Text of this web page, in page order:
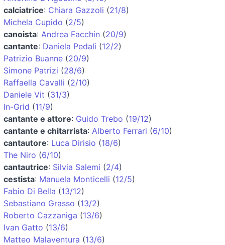
calciatrice: Chiara Gazzoli (21/8)
Michela Cupido (2/5)
canoista: Andrea Facchin (20/9)
cantante: Daniela Pedali (12/2)
Patrizio Buanne (20/9)
Simone Patrizi (28/6)
Raffaella Cavalli (2/10)
Daniele Vit (31/3)
In-Grid (11/9)
cantante e attore: Guido Trebo (19/12)
cantante e chitarrista: Alberto Ferrari (6/10)
cantautore: Luca Dirisio (18/6)
The Niro (6/10)
cantautrice: Silvia Salemi (2/4)
cestista: Manuela Monticelli (12/5)
Fabio Di Bella (13/12)
Sebastiano Grasso (13/2)
Roberto Cazzaniga (13/6)
Ivan Gatto (13/6)
Matteo Malaventura (13/6)